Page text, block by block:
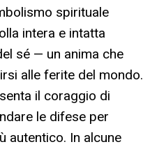
spirituale
intera e intatta
sé — un anima che
alle ferite del mondo.
il coraggio di
le difese per
autentico. In alcune